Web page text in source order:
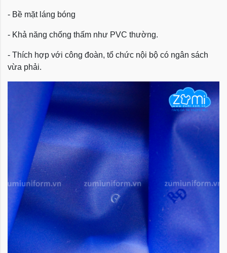
- Bề mặt láng bóng
- Khả năng chống thấm như PVC thường.
- Thích hợp với công đoàn, tổ chức nội bộ có ngân sách
vừa phải.